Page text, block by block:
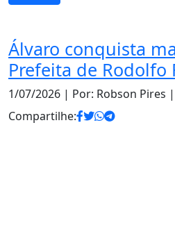
Álvaro conquista
Prefeita de Rodolfo
1/07/2026 | Por: Robson Pires |
Compartilhe: